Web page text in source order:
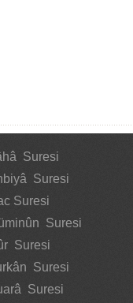
Suresi
Suresi
Suresi
Suresi
Suresi
Suresi
Suresi